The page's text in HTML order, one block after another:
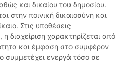
και δικαίου του δημοσίου.
στην ποινική δικαιοσύνη και
Στις υποθέσεις
η διαχείριση χαρακτηρίζεται από
και έμφαση στο συμφέρον
συμμετέχει ενεργά τόσο σε